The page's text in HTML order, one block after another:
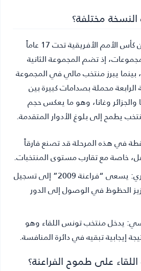
مختلفة؟
تشهد النسخة الحالية من كأس الأمم الأفريقية تحت 17 عاماً
إذ تضم المجموعة الثانية
بينما يبرز منتخب مالي في المجموعة
الرابعة محملة بصدامات كبيرة بين
وغانا، وهو ما يعكس حجم
يطمح إلى بلوغ الأدوار المتقدمة.
في هذه المرحلة قد تصنع فارقاً
خاصة مع تقارب مستوى المنتخبات.
: يسعى “فراعنة 2009” إلى تسجيل
الحظوظ في الوصول إلى الدور
: يدخل منتخب تونس اللقاء وهو
إيجابية تبقيه في دائرة المنافسة.
على طموح الفراعنة؟